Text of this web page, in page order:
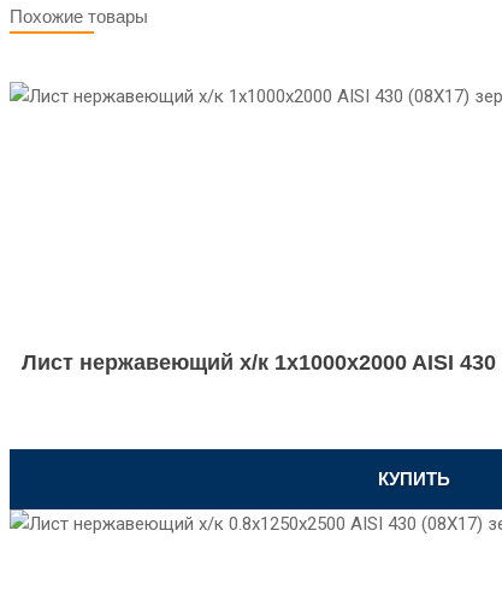
Похожие товары
Лист нержавеющий х/к 1x1000x2000 AISI
КУПИТЬ